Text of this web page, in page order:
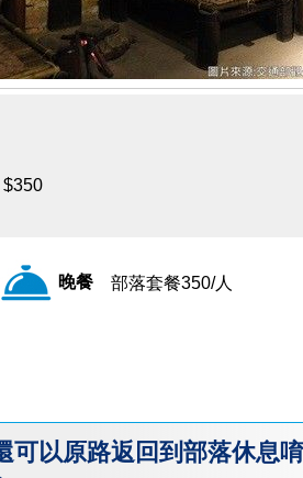
晚餐 部落套餐350/人
以原路返回到部落休息